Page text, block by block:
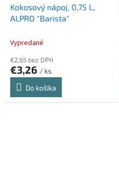
Kokosový nápoj, 0,75 L,
ALPRO "Barista"
Vypredané
€2,65 bez DPH
€3,26 / ks
Do košíka